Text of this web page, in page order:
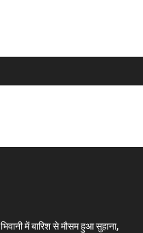
भिवानी में बारिश से मौसम हुआ सुहाना,